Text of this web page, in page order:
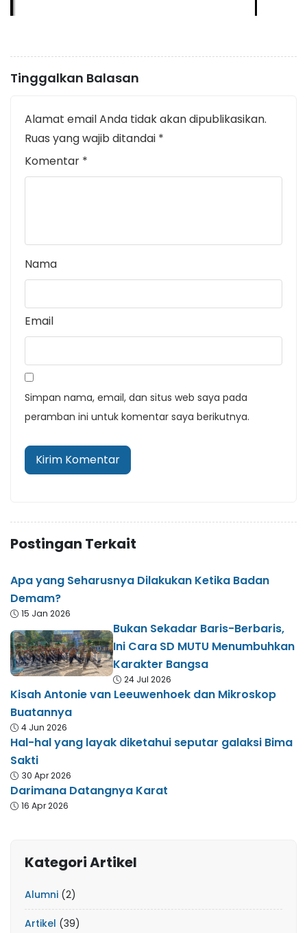
Tinggalkan Balasan
Alamat email Anda tidak akan dipublikasikan.
Ruas yang wajib ditandai *
Komentar *
Nama
Email
Simpan nama, email, dan situs web saya pada
peramban ini untuk komentar saya berikutnya.
Postingan Terkait
Apa yang Seharusnya Dilakukan Ketika Badan
Demam?
15 Jan 2026
Bukan Sekadar Baris-Berbaris,
Ini Cara SD MUTU Menumbuhkan
Karakter Bangsa
24 Jul 2026
Kisah Antonie van Leeuwenhoek dan Mikroskop
Buatannya
4 Jun 2026
Hal-hal yang layak diketahui seputar galaksi Bima
Sakti
30 Apr 2026
Darimana Datangnya Karat
16 Apr 2026
Kategori Artikel
Alumni (2)
Artikel (39)